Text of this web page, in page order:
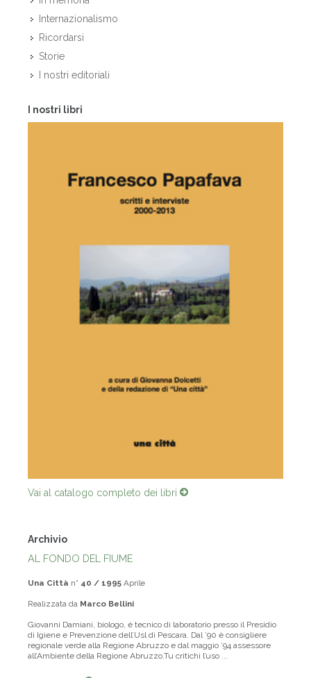
Internazionalismo
Ricordarsi
Storie
I nostri editoriali
I nostri libri
Vai al catalogo completo dei libri
Archivio
AL FONDO DEL FIUME
Una Città n° 40 / 1995 Aprile
Realizzata da Marco Bellini
Giovanni Damiani, biologo, è tecnico di laboratorio presso il Presidio
di Igiene e Prevenzione dell’Usl di Pescara. Dal ’90 è consigliere
regionale verde alla Regione Abruzzo e dal maggio ’94 assessore
all’Ambiente della Regione Abruzzo.Tu critichi l’uso ...